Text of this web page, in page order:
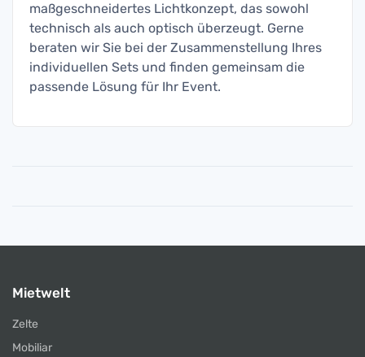
maßgeschneidertes Lichtkonzept, das sowohl
technisch als auch optisch überzeugt. Gerne
beraten wir Sie bei der Zusammenstellung Ihres
individuellen Sets und finden gemeinsam die
passende Lösung für Ihr Event.
Mietwelt
Zelte
Mobiliar